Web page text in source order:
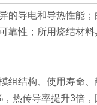
的导电和导热性能
靠性；所用烧结材
组结构、使用寿命
热传导率提升3倍